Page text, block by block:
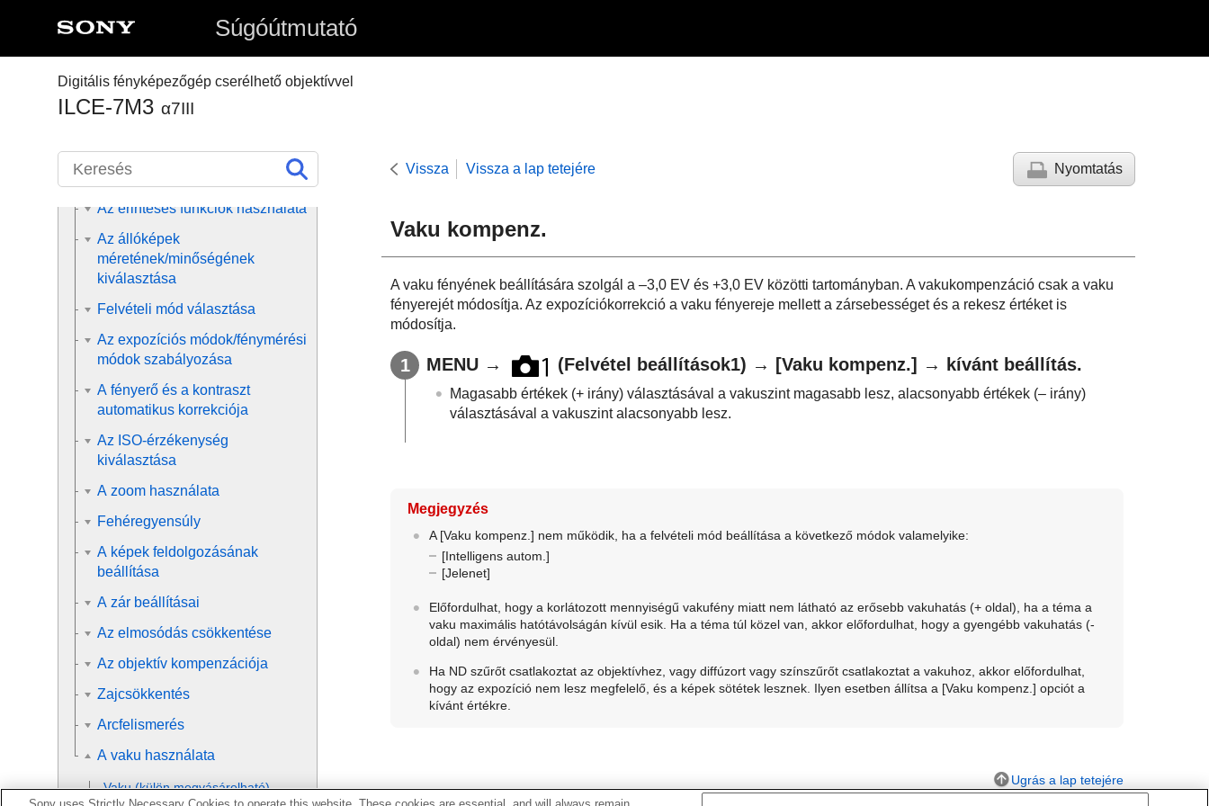
Súgóútmutató
Digitális fényképezőgép cserélhető objektívvel
ILCE-7M3 α7III
Vissza Vissza a lap tetejére Nyomtatás
Vaku kompenz.
A vaku fényének beállítására szolgál a –3,0 EV és +3,0 EV közötti tartományban. A vakukompenzáció csak a vaku
fényerejét módosítja. Az expozíciókorrekció a vaku fényereje mellett a zársebességet és a rekesz értéket is
módosítja.
MENU → (Felvétel beállítások1) → [Vaku kompenz.] → kívánt beállítás.
Magasabb értékek (+ irány) választásával a vakuszint magasabb lesz, alacsonyabb értékek (– irány)
választásával a vakuszint alacsonyabb lesz.
Megjegyzés
A [Vaku kompenz.] nem működik, ha a felvételi mód beállítása a következő módok valamelyike:
[Intelligens autom.]
[Jelenet]
Előfordulhat, hogy a korlátozott mennyiségű vakufény miatt nem látható az erősebb vakuhatás (+ oldal), ha a téma a
vaku maximális hatótávolságán kívül esik. Ha a téma túl közel van, akkor előfordulhat, hogy a gyengébb vakuhatás (-
oldal) nem érvényesül.
Ha ND szűrőt csatlakoztat az objektívhez, vagy diffúzort vagy színszűrőt csatlakoztat a vakuhoz, akkor előfordulhat,
hogy az expozíció nem lesz megfelelő, és a képek sötétek lesznek. Ilyen esetben állítsa a [Vaku kompenz.] opciót a
kívánt értékre.
Ugrás a lap tetejére
Fókuszálás
Kézi fókusz
Időköz felvétel
Az érintéses funkciók használata
Az állóképek
méretének/minőségének
kiválasztása
Felvételi mód választása
Az expozíciós módok/fénymérési
módok szabályozása
A fényerő és a kontraszt
automatikus korrekciója
Az ISO-érzékenység
kiválasztása
A zoom használata
Fehéregyensúly
A képek feldolgozásának
beállítása
A zár beállításai
Az elmosódás csökkentése
Az objektív kompenzációja
Zajcsökkentés
Arcfelismerés
A vaku használata
Vaku (külön megvásárolható)